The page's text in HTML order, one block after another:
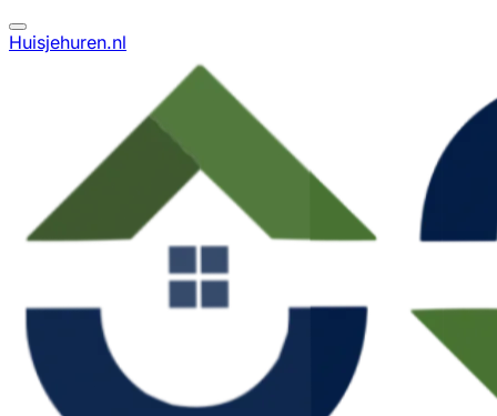
Huisjehuren.nl